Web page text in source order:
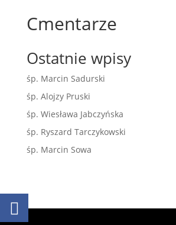
Cmentarze
Ostatnie wpisy
śp. Marcin Sadurski
śp. Alojzy Pruski
śp. Wiesława Jabczyńska
śp. Ryszard Tarczykowski
śp. Marcin Sowa